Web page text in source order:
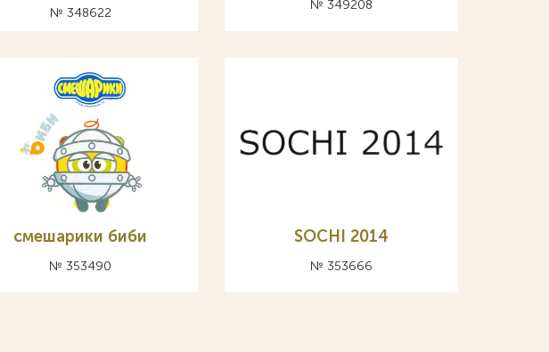
№ 348622 № 349208
смешарики биби
№ 353490
SOCHI 2014
№ 353666